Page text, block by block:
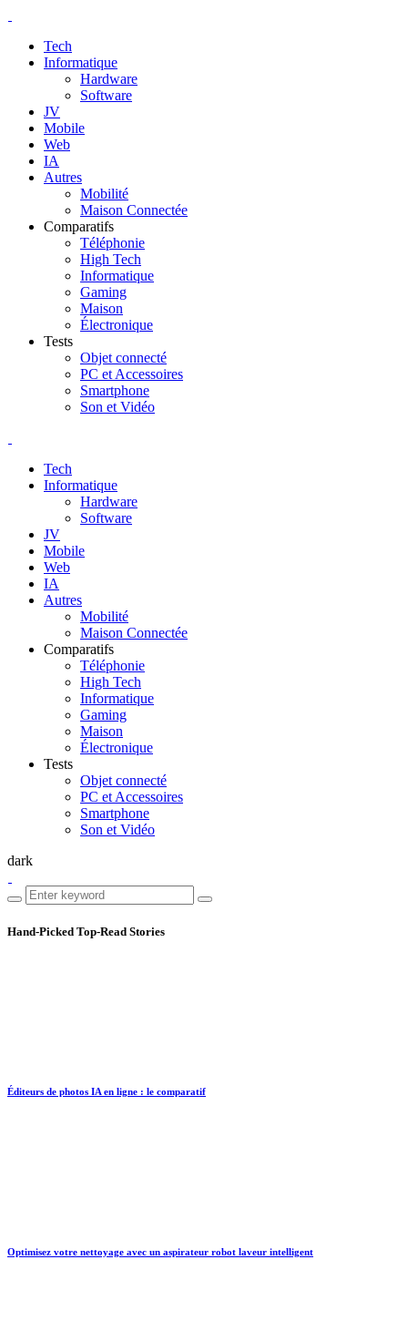
Tech
Informatique
Hardware
Software
JV
Mobile
Web
IA
Autres
Mobilité
Maison Connectée
Comparatifs
Téléphonie
High Tech
Informatique
Gaming
Maison
Électronique
Tests
Objet connecté
PC et Accessoires
Smartphone
Son et Vidéo
Tech
Informatique
Hardware
Software
JV
Mobile
Web
IA
Autres
Mobilité
Maison Connectée
Comparatifs
Téléphonie
High Tech
Informatique
Gaming
Maison
Électronique
Tests
Objet connecté
PC et Accessoires
Smartphone
Son et Vidéo
dark
Hand-Picked Top-Read Stories
Éditeurs de photos IA en ligne : le comparatif
Optimisez votre nettoyage avec un aspirateur robot laveur intelligent